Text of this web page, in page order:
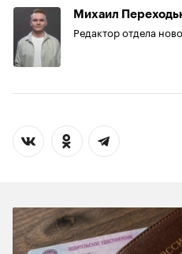
Михаил
Редактор отдела